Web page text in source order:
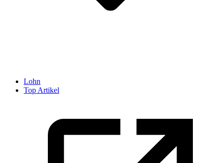
Lohn
Top Artikel